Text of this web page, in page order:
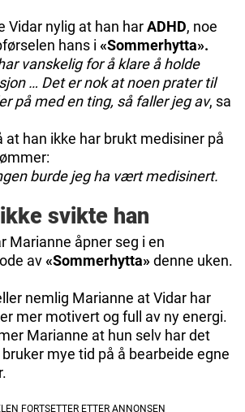
Vidar nylig at han harADHD, noe
hans i «Sommerhytta».
vanskelig for å klare å holde
… Det er nok at noen prater til
på med en ting, så faller jeg av, sa
at han ikke har brukt medisiner på
burde jeg ha vært medisinert.
svikte han
Marianne åpner seg i en
av«Sommerhytta»denne uken.
nemlig Marianne at Vidar har
mer motivert og full av ny energi.
Marianne at hun selv har det
mye tid på å bearbeide egne